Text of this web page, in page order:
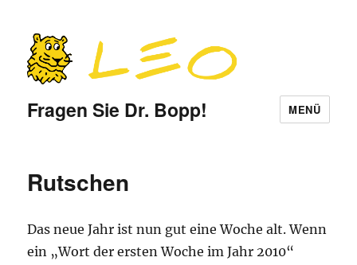
Fragen Sie Dr. Bopp! MENÜ
Rutschen
Das neue Jahr ist nun gut eine Woche alt. Wenn
ein „Wort der ersten Woche im Jahr 2010“